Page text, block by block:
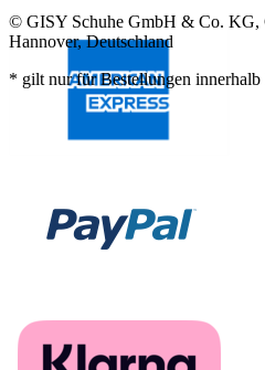
© GISY Schuhe GmbH & Co. KG,
Hannover, Deutschland
* gilt nur für Bestellungen innerhalb